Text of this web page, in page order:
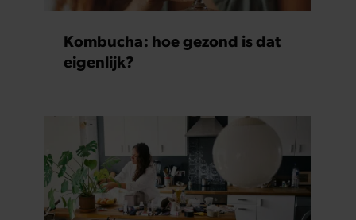
partners kunnen deze gegevens combineren met andere
informatie die u aan ze heeft verstrekt of die ze hebben
verzameld op basis van uw gebruik van hun services. U
gaat akkoord met onze cookies als u onze website blijft
Kombucha: hoe gezond is dat
eigenlijk?